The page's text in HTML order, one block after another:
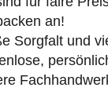
an!
Sorgfalt und